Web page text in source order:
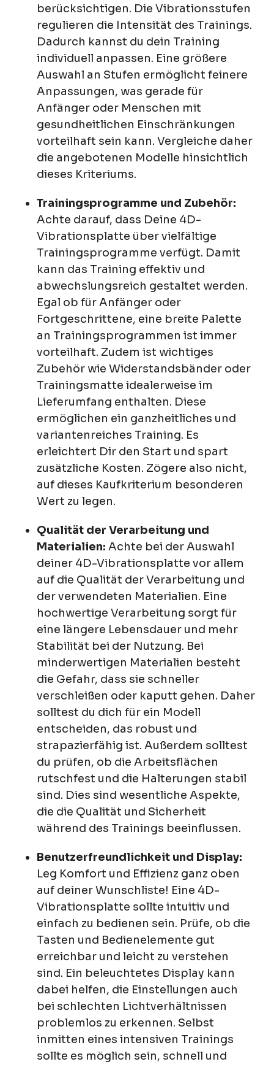
berücksichtigen. Die Vibrationsstufen
regulieren die Intensität des Trainings.
Dadurch kannst du dein Training
individuell anpassen. Eine größere
Auswahl an Stufen ermöglicht feinere
Anpassungen, was gerade für
Anfänger oder Menschen mit
gesundheitlichen Einschränkungen
vorteilhaft sein kann. Vergleiche daher
die angebotenen Modelle hinsichtlich
dieses Kriteriums.
Trainingsprogramme und Zubehör:
Achte darauf, dass Deine 4D-
Vibrationsplatte über vielfältige
Trainingsprogramme verfügt. Damit
kann das Training effektiv und
abwechslungsreich gestaltet werden.
Egal ob für Anfänger oder
Fortgeschrittene, eine breite Palette
an Trainingsprogrammen ist immer
vorteilhaft. Zudem ist wichtiges
Zubehör wie Widerstandsbänder oder
Trainingsmatte idealerweise im
Lieferumfang enthalten. Diese
ermöglichen ein ganzheitliches und
variantenreiches Training. Es
erleichtert Dir den Start und spart
zusätzliche Kosten. Zögere also nicht,
auf dieses Kaufkriterium besonderen
Wert zu legen.
Qualität der Verarbeitung und
Materialien: Achte bei der Auswahl
deiner 4D-Vibrationsplatte vor allem
auf die Qualität der Verarbeitung und
der verwendeten Materialien. Eine
hochwertige Verarbeitung sorgt für
eine längere Lebensdauer und mehr
Stabilität bei der Nutzung. Bei
minderwertigen Materialien besteht
die Gefahr, dass sie schneller
verschleißen oder kaputt gehen. Daher
solltest du dich für ein Modell
entscheiden, das robust und
strapazierfähig ist. Außerdem solltest
du prüfen, ob die Arbeitsflächen
rutschfest und die Halterungen stabil
sind. Dies sind wesentliche Aspekte,
die die Qualität und Sicherheit
während des Trainings beeinflussen.
Benutzerfreundlichkeit und Display:
Leg Komfort und Effizienz ganz oben
auf deiner Wunschliste! Eine 4D-
Vibrationsplatte sollte intuitiv und
einfach zu bedienen sein. Prüfe, ob die
Tasten und Bedienelemente gut
erreichbar und leicht zu verstehen
sind. Ein beleuchtetes Display kann
dabei helfen, die Einstellungen auch
bei schlechten Lichtverhältnissen
problemlos zu erkennen. Selbst
inmitten eines intensiven Trainings
sollte es möglich sein, schnell und